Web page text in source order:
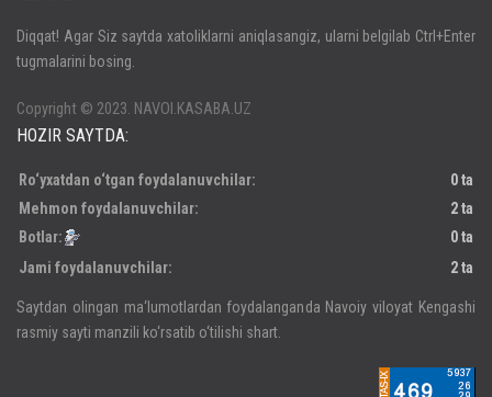
Паролни унутдингизми?
Diqqat! Agar Siz saytda xatoliklarni aniqlasangiz, ularni belgilab Ctrl+Enter
tugmalarini bosing.
Copyright © 2023. NAVOI.KASABA.UZ
HOZIR SAYTDA:
Ro‘yxatdan o‘tgan foydalanuvchilar:
0 ta
Mehmon foydalanuvchilar:
2 ta
Botlar:
0 ta
Jami foydalanuvchilar:
2 ta
Saytdan olingan ma‘lumotlardan foydalanganda Navoiy viloyat Kengashi
rasmiy sayti manzili ko‘rsatib o‘tilishi shart.